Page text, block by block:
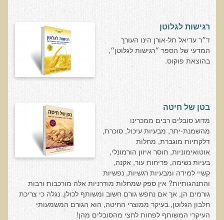
פרוטוקולים רפואיים
בדיקות מעבדה פונקציונאליות
בדיקת צואה לאיתור מתכות כבדות
בדיקה מקיפה לתפקוד מערכת העיכול
בדיקות לרגישויות לחלבונים
AMAS - בדיקת דם לאיתור מוקדם של סרטן
מידע מקצועי לרופאים ומטפלים על בדיקת ה-AMAS
ספרות מדעית - בדיקת AMAS
בדיקת AMAS - מידע למטופל
רגישות לגלוטן
ד״ר עדיאל תל-אורן הינו העורך
המדעי של הספר ״רגישות לגלוטן״,
בהוצאת פוקוס.
בטן של חיטה
​מדוע סובלים רבים ממכרינו
מהשמנת-יתר, מבעיות עיכול, סוכרת,
דלקתיות מוגברת, מחלות
אוטואימוניות, חוסר איזון הורמונלי,
בעיות נשימה, פריחות עור, אקנה,
קשיי למידה ומבעיות רגשיות, נפשיות
והתנהגותיות? אין ספק שמחלות מודרניות אלה מורכבות ורבות
גורמים הן, אך אם נחפש גורם חשוב ומשותף לכולן, נגלה כי צריכת
חלבון הגלוטן, בעיקר ממוצרי החיטה, הוא הגורם המשמעותי
העיקרי המשותף לפחות לחצי מהסובלים מהן!